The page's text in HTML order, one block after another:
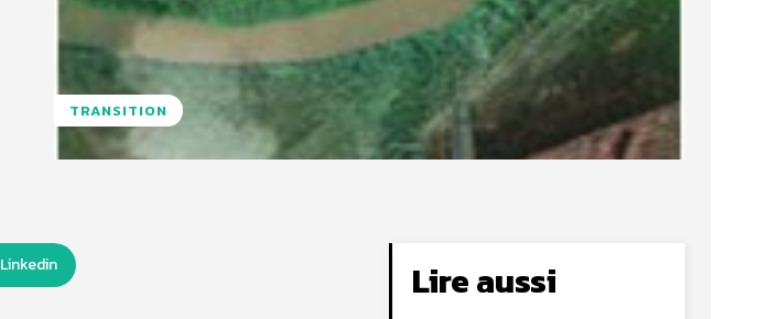
TRANSITION
Linkedin Lire aussi